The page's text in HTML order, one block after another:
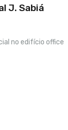
J. Sabiá
no edifício office